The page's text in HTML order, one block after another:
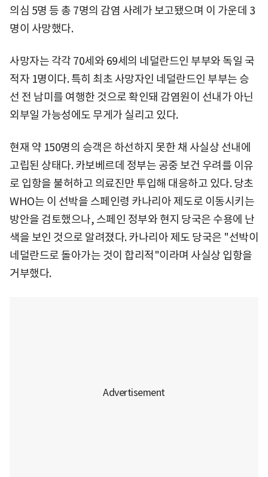
의심 5명 등 총 7명의 감염 사례가 보고됐으며 이 가운데 3
명이 사망했다.
사망자는 각각 70세와 69세의 네덜란드인 부부와 독일 국
적자 1명이다. 특히 최초 사망자인 네덜란드인 부부는 승
선 전 남미를 여행한 것으로 확인돼 감염원이 선내가 아닌
외부일 가능성에도 무게가 실리고 있다.
현재 약 150명의 승객은 하선하지 못한 채 사실상 선내에
고립된 상태다. 카보베르데 정부는 공중 보건 우려를 이유
로 입항을 불허하고 의료진만 투입해 대응하고 있다. 당초
WHO는 이 선박을 스페인령 카나리아 제도로 이동시키는
방안을 검토했으나, 스페인 정부와 현지 당국은 수용에 난
색을 보인 것으로 알려졌다. 카나리아 제도 당국은 "선박이
네덜란드로 돌아가는 것이 합리적"이라며 사실상 입항을
거부했다.